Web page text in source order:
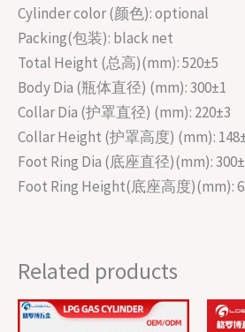
Cylinder color (颜色): optional
Packing(包装): black net
Total Height (总高)(mm): 520±5
Body Dia (瓶体直径) (mm): 300±1
Collar Dia (护罩直径) (mm): 220±3
Collar Height (护罩高度) (mm):
Foot Ring Dia (底座直径)(mm):
Foot Ring Height(底座高度)(mm):
Related products